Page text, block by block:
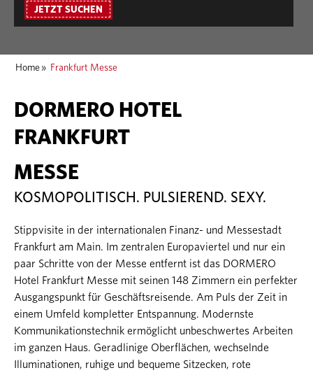
JETZT SUCHEN
Home » Frankfurt Messe
DORMERO HOTEL
FRANKFURT
MESSE
KOSMOPOLITISCH. PULSIEREND. SEXY.
Stippvisite in der internationalen Finanz- und Messestadt
Frankfurt am Main. Im zentralen Europaviertel und nur ein
paar Schritte von der Messe entfernt ist das DORMERO
Hotel Frankfurt Messe mit seinen 148 Zimmern ein perfekter
Ausgangspunkt für Geschäftsreisende. Am Puls der Zeit in
einem Umfeld kompletter Entspannung. Modernste
Kommunikationstechnik ermöglicht unbeschwertes Arbeiten
im ganzen Haus. Geradlinige Oberflächen, wechselnde
Illuminationen, ruhige und bequeme Sitzecken, rote